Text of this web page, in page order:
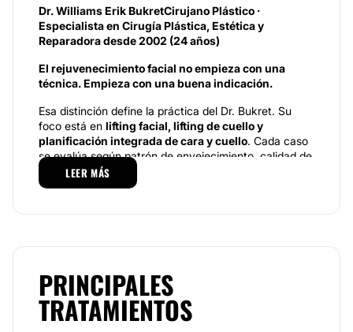
Dr. Williams Erik BukretCirujano Plástico ·
Especialista en Cirugía Plástica, Estética y
Reparadora desde 2002 (24 años)
El rejuvenecimiento facial no empieza con una
técnica. Empieza con una buena indicación.
Esa distinción define la práctica del Dr. Bukret. Su
foco está en lifting facial, lifting de cuello y
planificación integrada de cara y cuello. Cada caso
se evalúa según patrón de envejecimiento, calidad de
los tejidos, compromiso cervical y grado de
corrección indicado. El objetivo es indicar con
alto valor cuando está correctamente indicada y
ejecutada con experiencia. Pero el rejuvenecimiento
facial no se resuelve repitiendo una sola técnica. Se
resuelve dominando la anatomía, la relación entre
LEER MÁS
PRINCIPALES
TRATAMIENTOS